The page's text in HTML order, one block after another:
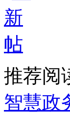
推荐阅
智慧政